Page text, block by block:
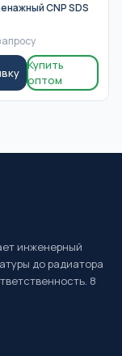
CNP SDS
Купить
оптом
инженерный
до радиатора
8